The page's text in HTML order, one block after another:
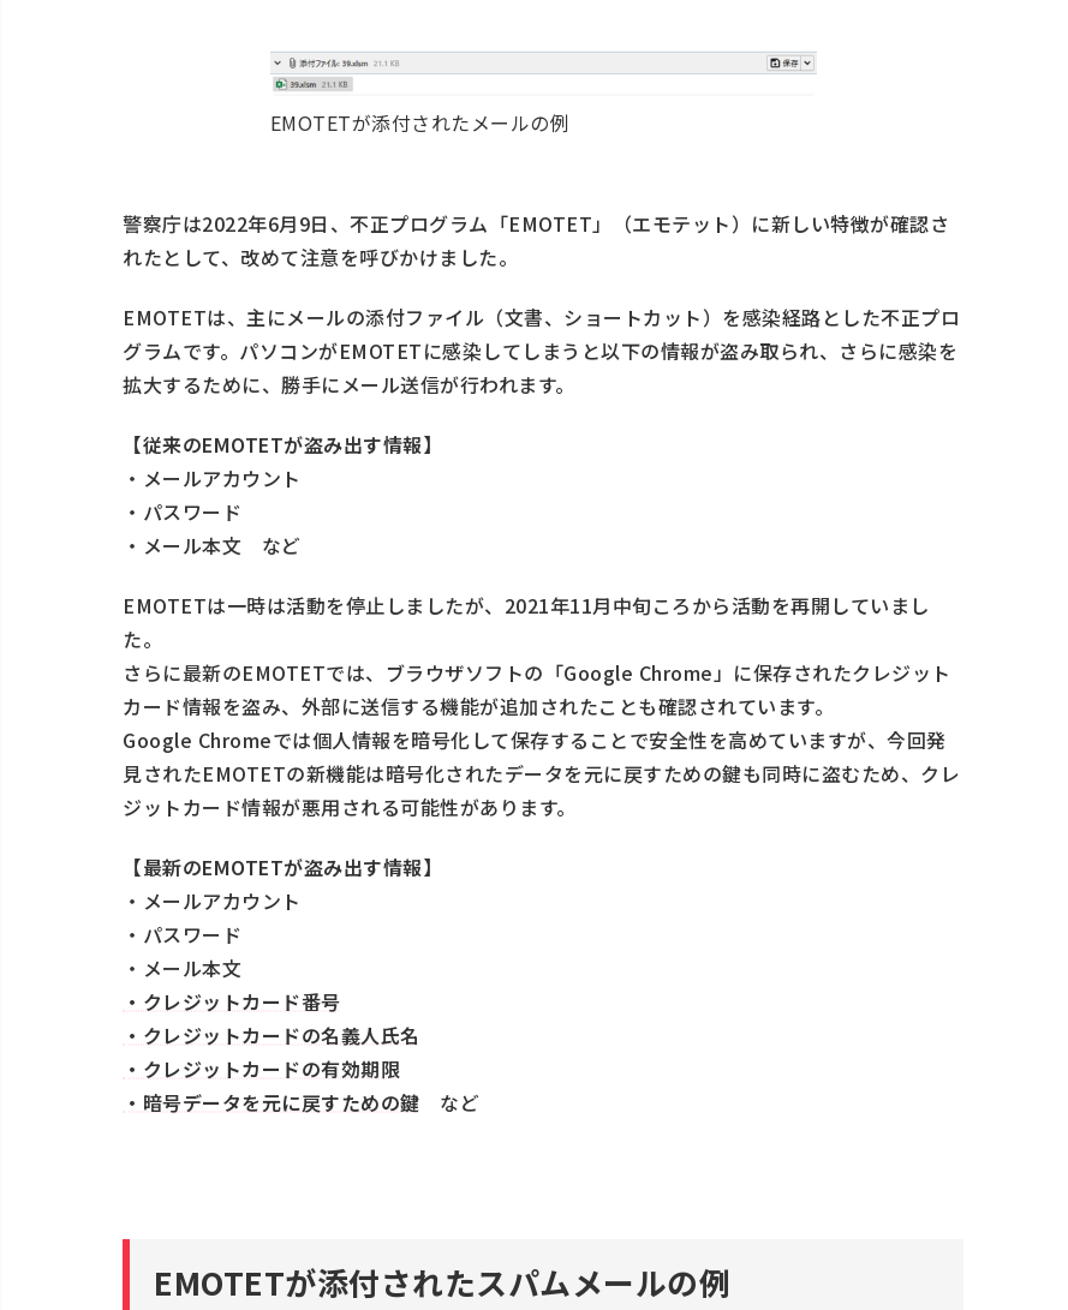
EMOTETが添付されたメールの例
警察庁は2022年6月9日、不正プログラム「EMOTET」（エモテット）に新しい特徴が確認さ
れたとして、改めて注意を呼びかけました。
EMOTETは、主にメールの添付ファイル（文書、ショートカット）を感染経路とした不正プロ
グラムです。パソコンがEMOTETに感染してしまうと以下の情報が盗み取られ、さらに感染を
拡大するために、勝手にメール送信が行われます。
【従来のEMOTETが盗み出す情報】
・メールアカウント
・パスワード
・メール本文 など
EMOTETは一時は活動を停止しましたが、2021年11月中旬ころから活動を再開していまし
た。
さらに最新のEMOTETでは、ブラウザソフトの「Google Chrome」に保存されたクレジット
カード情報を盗み、外部に送信する機能が追加されたことも確認されています。
Google Chromeでは個人情報を暗号化して保存することで安全性を高めていますが、今回発
見されたEMOTETの新機能は暗号化されたデータを元に戻すための鍵も同時に盗むため、クレ
ジットカード情報が悪用される可能性があります。
【最新のEMOTETが盗み出す情報】
・メールアカウント
・パスワード
・メール本文
・クレジットカード番号
・クレジットカードの名義人氏名
・クレジットカードの有効期限
・暗号データを元に戻すための鍵 など
EMOTETが添付されたスパムメールの例